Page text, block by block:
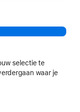
selectie te
waar je